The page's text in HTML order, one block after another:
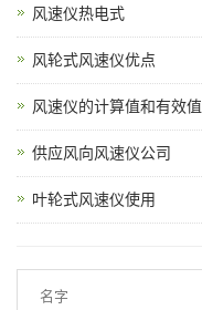
风速仪热电式
风轮式风速仪优点
风速仪的计算值和有效值
供应风向风速仪公司
叶轮式风速仪使用